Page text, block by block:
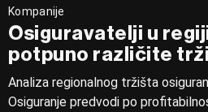
Kompanije
Osiguravatelji u
potpuno različite
Analiza regionalnog tržišta
Osiguranje predvodi po